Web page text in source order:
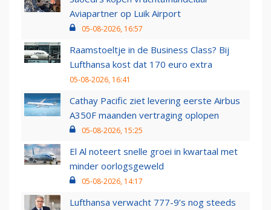
Aviapartner op Luik Airport
05-08-2026, 16:57
Raamstoeltje in de Business Class? Bij
Lufthansa kost dat 170 euro extra
05-08-2026, 16:41
Cathay Pacific ziet levering eerste Airbus
A350F maanden vertraging oplopen
05-08-2026, 15:25
El Al noteert snelle groei in kwartaal met
minder oorlogsgeweld
05-08-2026, 14:17
Lufthansa verwacht 777-9’s nog steeds